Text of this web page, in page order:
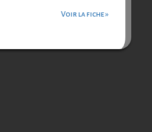
Voir la fiche »